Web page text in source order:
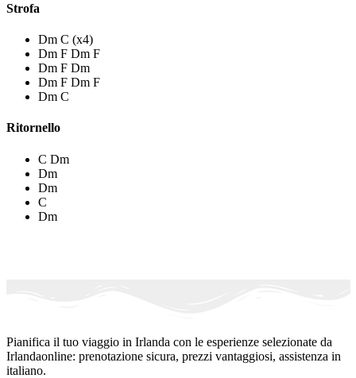
Strofa
Dm C (x4)
Dm F Dm F
Dm F Dm
Dm F Dm F
Dm C
Ritornello
C Dm
Dm
Dm
C
Dm
Pianifica il tuo viaggio in Irlanda con le esperienze selezionate da
Irlandaonline: prenotazione sicura, prezzi vantaggiosi, assistenza in
italiano.